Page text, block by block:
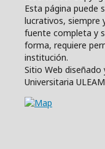
Esta página puede
lucrativos, siempre
fuente completa y
forma, requiere
institución.
Sitio Web
Universitaria